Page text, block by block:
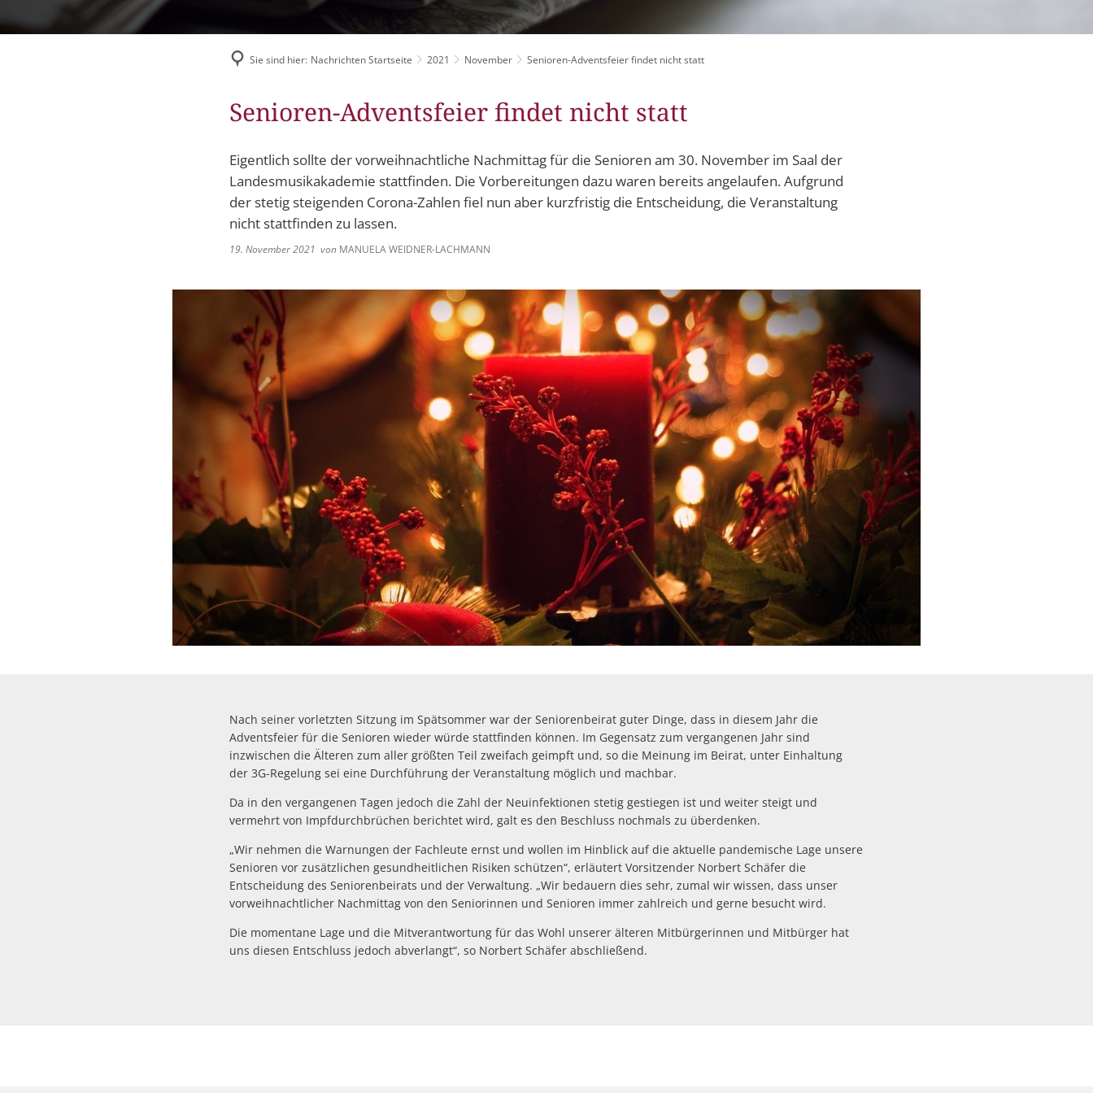
Stadtradeln
Bürgerhaus
Fahrpläne
Müllabfuhr Schlitzer Geschichten
Sie sind hier: Nachrichten Startseite 2021 November Senioren-Adventsfeier findet nicht statt
Senioren-Adventsfeier findet nicht statt
Eigentlich sollte der vorweihnachtliche Nachmittag für die Senioren am 30. November im Saal der
Landesmusikakademie stattfinden. Die Vorbereitungen dazu waren bereits angelaufen. Aufgrund
der stetig steigenden Corona-Zahlen fiel nun aber kurzfristig die Entscheidung, die Veranstaltung
nicht stattfinden zu lassen.
19. November 2021 von MANUELA WEIDNER-LACHMANN
Nach seiner vorletzten Sitzung im Spätsommer war der Seniorenbeirat guter Dinge, dass in diesem Jahr die
Adventsfeier für die Senioren wieder würde stattfinden können. Im Gegensatz zum vergangenen Jahr sind
inzwischen die Älteren zum aller größten Teil zweifach geimpft und, so die Meinung im Beirat, unter Einhaltung
der 3G-Regelung sei eine Durchführung der Veranstaltung möglich und machbar.
Da in den vergangenen Tagen jedoch die Zahl der Neuinfektionen stetig gestiegen ist und weiter steigt und
vermehrt von Impfdurchbrüchen berichtet wird, galt es den Beschluss nochmals zu überdenken.
„Wir nehmen die Warnungen der Fachleute ernst und wollen im Hinblick auf die aktuelle pandemische Lage unsere
Senioren vor zusätzlichen gesundheitlichen Risiken schützen“, erläutert Vorsitzender Norbert Schäfer die
Entscheidung des Seniorenbeirats und der Verwaltung. „Wir bedauern dies sehr, zumal wir wissen, dass unser
vorweihnachtlicher Nachmittag von den Seniorinnen und Senioren immer zahlreich und gerne besucht wird.
Die momentane Lage und die Mitverantwortung für das Wohl unserer älteren Mitbürgerinnen und Mitbürger hat
uns diesen Entschluss jedoch abverlangt“, so Norbert Schäfer abschließend.